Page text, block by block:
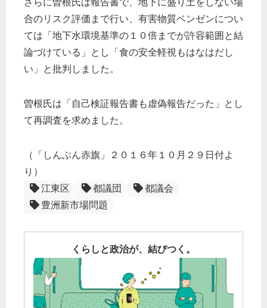
さらに曽根氏は報告書で、地下に盛り土をしない場
合のリスク評価まで行い、有害物質ベンゼンについ
ては「地下水環境基準の１０倍までが許容範囲と結
論づけている」とし「食の安全軽視もはなはだし
い」と批判しました。
曽根氏は「自己検証報告書も虚偽報告だった」とし
て再調査を求めました。
（「しんぶん赤旗」２０１６年１０月２９日付よ
り）
江東区
都議団
都議会
豊洲新市場問題
くらしと政治が、結びつく。